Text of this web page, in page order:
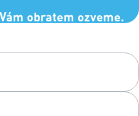
obratem ozveme.